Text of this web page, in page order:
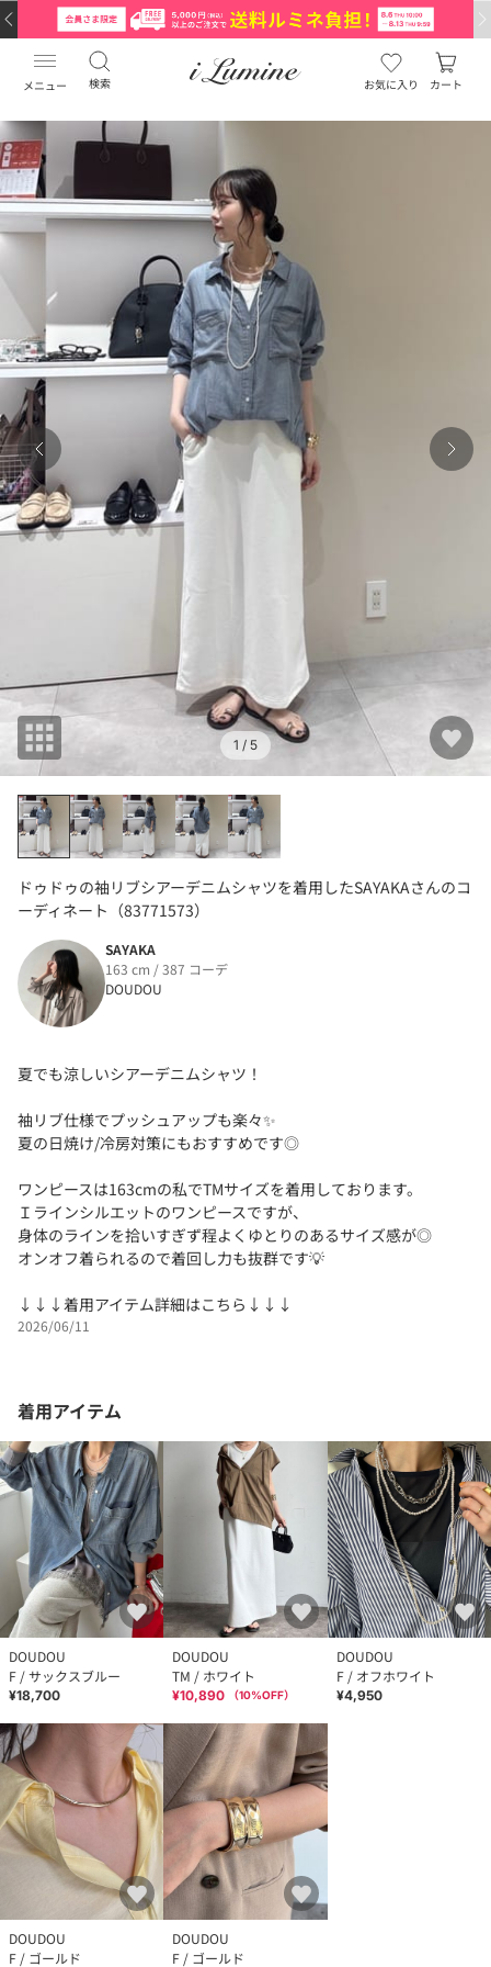
メニュー 検索 お気に入り カート
1 / 5
ドゥドゥの袖リブシアーデニムシャツを着用したSAYAKAさんのコ
ーディネート（83771573）
SAYAKA
163 cm / 387 コーデ
DOUDOU
夏でも涼しいシアーデニムシャツ！
袖リブ仕様でプッシュアップも楽々✨
夏の日焼け/冷房対策にもおすすめです◎
ワンピースは163cmの私でTMサイズを着用しております。
Ｉラインシルエットのワンピースですが、
身体のラインを拾いすぎず程よくゆとりのあるサイズ感が◎
オンオフ着られるので着回し力も抜群です💡
↓↓↓着用アイテム詳細はこちら↓↓↓
2026/06/11
着用アイテム
DOUDOU
F / サックスブルー
¥18,700
DOUDOU
TM / ホワイト
¥10,890 （10%OFF）
DOUDOU
F / オフホワイト
¥4,950
DOUDOU
F / ゴールド
DOUDOU
F / ゴールド